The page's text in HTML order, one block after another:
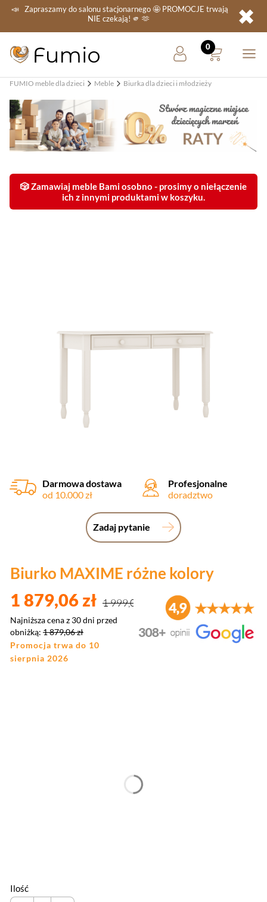
📣 Zapraszamy do salonu stacjonarnego🤩 PROMOCJE trwają
NIE czekają! 🫵 🫶 ✖
FUMIO meble dla dzieci Meble Biurka dla dzieci i młodzieży
🎲 Zamawiaj meble Bami osobno - prosimy o niełączenie
ich z innymi produktami w koszyku.
Darmowa dostawa
od 10.000 zł
Profesjonalne
doradztwo
Zadaj pytanie
Biurko MAXIME różne kolory
1 879,06 zł 1 999,00 zł
Najniższa cena z 30 dni przed
obniżką: 1 879,06 zł
Promocja trwa do 10
sierpnia 2026
Ilość